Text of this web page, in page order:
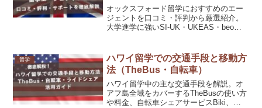
ポートを徹底解説
オックスフォード留学におすすめのエー
ジェントを口コミ・評判から厳選紹介。
大学進学に強いSI-UK・UKEAS・beoを
ティブキャンプ留学との違いを比較。費
用・サポート・英語力準備まで徹底解説
します。
留学
ハワイ留学での交通手段と移動方
法（TheBus・自転車）
ハワイ留学中の主な交通手段を解説。オ
アフ島全域をカバーするTheBusの使い方
や料金、自転車シェアサービスBiki、